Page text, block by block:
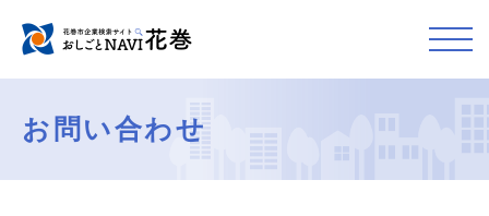
お問い合わせ